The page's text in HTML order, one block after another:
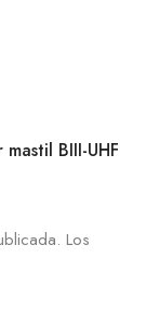
BIII-UHF
Los